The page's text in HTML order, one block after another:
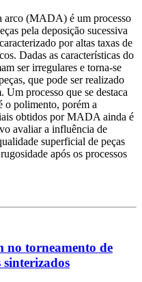
arco (MADA) é um processo
pela deposição sucessiva
por altas taxas de
Dadas as características do
ser irregulares e torna-se
que pode ser realizado
Um processo que se destaca
o polimento, porém a
obtidos por MADA ainda é
avaliar a influência de
superficial de peças
após os processos
no torneamento de